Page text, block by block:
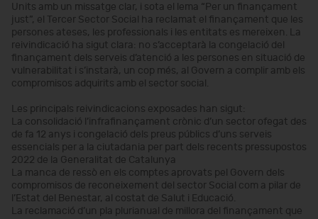
Units amb un missatge clar, i sota el lema “Per un finançament
just”, el Tercer Sector Social ha reclamat el finançament que les
persones ateses, les professionals i les entitats es mereixen. La
reivindicació ha sigut clara: no s’acceptarà la congelació del
finançament dels serveis d’atenció a les persones en situació de
vulnerabilitat i s’instarà, un cop més, al Govern a complir amb els
compromisos adquirits amb el sector social.
Les principals reivindicacions exposades han sigut:
La consolidació l’infrafinançament crònic d’un sector ofegat des
de fa 12 anys i congelació dels preus públics d’uns serveis
essencials per a la ciutadania per part dels recents pressupostos
2022 de la Generalitat de Catalunya
La manca de ressò en els comptes aprovats pel Govern dels
compromisos de reconeixement del sector Social com a pilar de
l’Estat del Benestar, al costat de Salut i Educació.
La reclamació d’un pla plurianual de millora del finançament que